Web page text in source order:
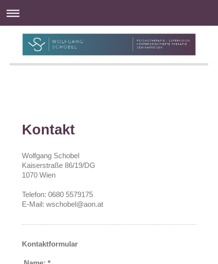
Kontakt
Wolfgang Schobel
Kaiserstraße 86/19/DG
1070 Wien
Telefon: 0680 5579175
E-Mail: wschobel@aon.at
Kontaktformular